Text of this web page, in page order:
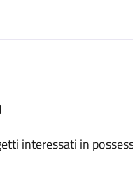
interessati in